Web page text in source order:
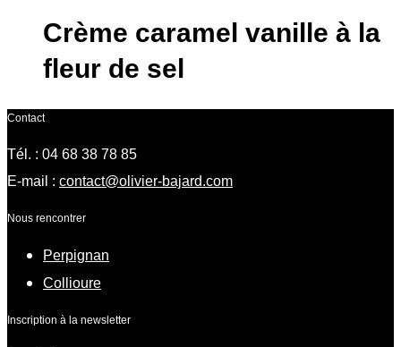
Crème caramel vanille à la
fleur de sel
Contact
Tél. : 04 68 38 78 85
E-mail : contact@olivier-bajard.com
Nous rencontrer
Perpignan
Collioure
Inscription à la newsletter